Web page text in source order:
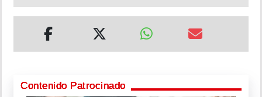
Contenido Patrocinado